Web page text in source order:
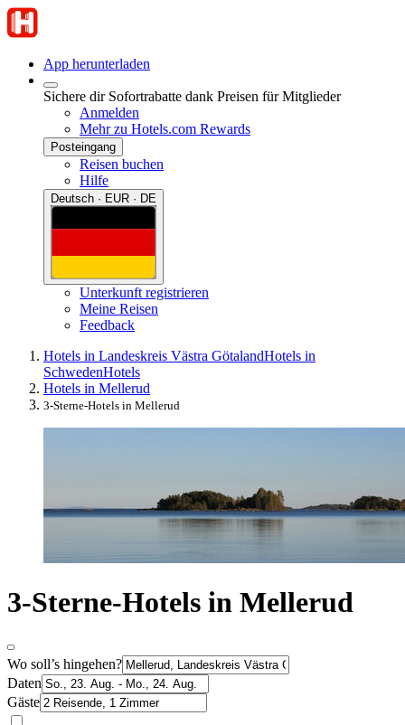
App herunterladen
Sichere dir Sofortrabatte dank Preisen für Mitglieder
Anmelden
Mehr zu Hotels.com Rewards
Posteingang
Reisen buchen
Hilfe
Deutsch · EUR · DE
Unterkunft registrieren
Meine Reisen
Feedback
Hotels in Landeskreis Västra GötalandHotels in
SchwedenHotels
Hotels in Mellerud
3-Sterne-Hotels in Mellerud
3-Sterne-Hotels in Mellerud
Wo soll’s hingehen?
Daten
Gäste